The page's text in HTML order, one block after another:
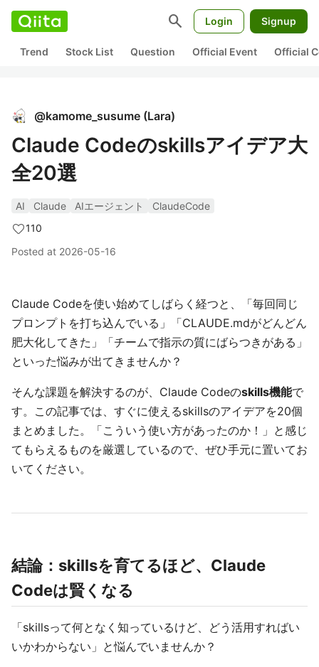
search Login Signup
Trend Stock List Question Official Event Official
@kamome_susume (Lara)
Claude Codeのskillsアイデア大
全20選
AI Claude AIエージェント
ClaudeCode
110
Posted at 2026-05-16
Claude Codeを使い始めてしばらく経つと、「毎回同じ
プロンプトを打ち込んでいる」「CLAUDE.mdがどんどん
肥大化してきた」「チームで指示の質にばらつきがある」
といった悩みが出てきませんか？
そんな課題を解決するのが、Claude Codeのskills機能で
す。この記事では、すぐに使えるskillsのアイデアを20個
まとめました。「こういう使い方があったのか！」と感じ
てもらえるものを厳選しているので、ぜひ手元に置いてお
いてください。
結論：skillsを育てるほど、Claude
Codeは賢くなる
「skillsって何となく知っているけど、どう活用すればい
いかわからない」と悩んでいませんか？